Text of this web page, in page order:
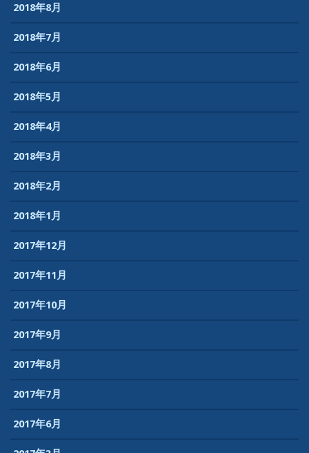
2018年8月
2018年7月
2018年6月
2018年5月
2018年4月
2018年3月
2018年2月
2018年1月
2017年12月
2017年11月
2017年10月
2017年9月
2017年8月
2017年7月
2017年6月